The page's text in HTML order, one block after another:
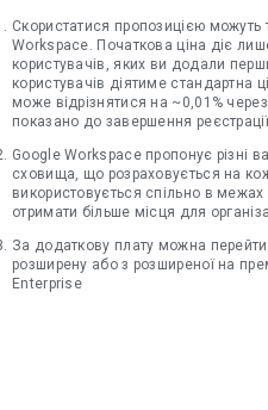
Скористатися пропозицією можуть
Workspace. Початкова ціна діє
користувачів, яких ви додали
користувачів діятиме стандартна
може відрізнятися на ~0,01%
показано до завершення
Google Workspace пропонує різні
сховища, що розраховується на
використовується спільно в межах
отримати більше місця для
За додаткову плату можна перейти
розширену або з розширеної на
Enterprise